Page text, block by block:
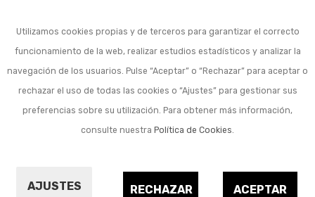
Utilizamos cookies propias y de terceros para garantizar el correcto
funcionamiento de la web, realizar estudios estadísticos y analizar la
navegación de los usuarios. Pulse “Aceptar” o “Rechazar” para aceptar o
rechazar el uso de todas las cookies o “Ajustes” para gestionar sus
preferencias sobre su utilización. Para obtener más información,
consulte nuestra Política de Cookies.
AJUSTES ACEPTAR
RECHAZAR
Listado de subcategorías en Barbacoa y cocina de
Barbacoa de obra o construida
Barbacoa portátil de carbón o leña